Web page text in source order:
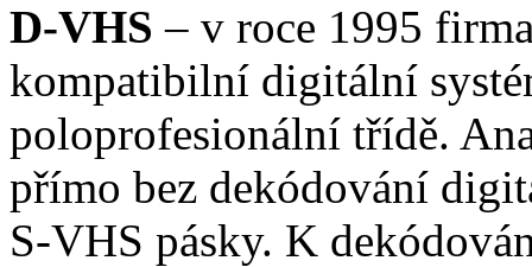
D-VHS – v roce 1995
kompatibilní digitální
poloprofesionální třídě.
přímo bez dekódování
S-VHS pásky. K